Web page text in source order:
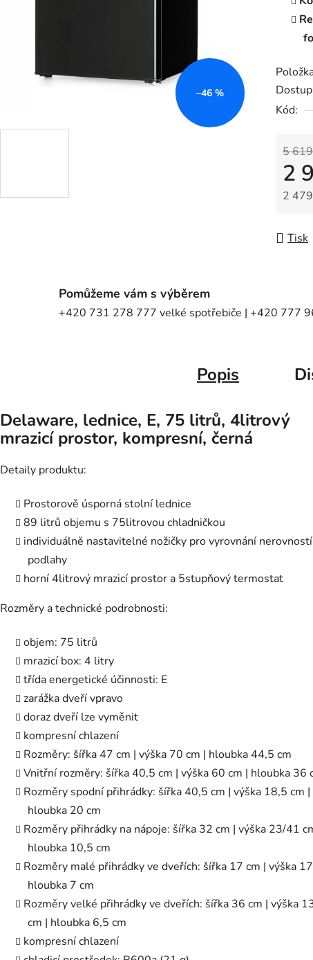
Kód:
5
2
2
Tisk
–46 %
Pomůžeme vám s výběrem
+420 731 278 777 velké spotřebiče | +420 777
Popis
Delaware, lednice, E, 75 litrů, 4litrový
mrazicí prostor, kompresní, černá
Detaily produktu:
Prostorově úsporná stolní lednice
89 litrů objemu s 75litrovou chladničkou
individuálně nastavitelné nožičky pro vyrovnání nerovností
podlahy
horní 4litrový mrazicí prostor a 5stupňový termostat
Rozměry a technické podrobnosti:
objem: 75 litrů
mrazicí box: 4 litry
třída energetické účinnosti: E
zarážka dveří vpravo
doraz dveří lze vyměnit
kompresní chlazení
Rozměry: šířka 47 cm | výška 70 cm | hloubka 44,5 cm
Vnitřní rozměry: šířka 40,5 cm | výška 60 cm | hloubka 36
Rozměry spodní přihrádky: šířka 40,5 cm | výška 18,5 cm |
hloubka 20 cm
Rozměry přihrádky na nápoje: šířka 32 cm | výška 23/41
hloubka 10,5 cm
Rozměry malé přihrádky ve dveřích: šířka 17 cm | výška
hloubka 7 cm
Rozměry velké přihrádky ve dveřích: šířka 36 cm | výška
cm | hloubka 6,5 cm
kompresní chlazení